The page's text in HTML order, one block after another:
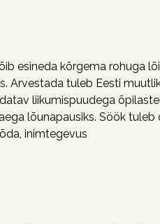
esineda kõrgema rohuga
Arvestada tuleb Eesti
liikumispuudega
lõunapausiks. Söök tuleb
inimtegevus